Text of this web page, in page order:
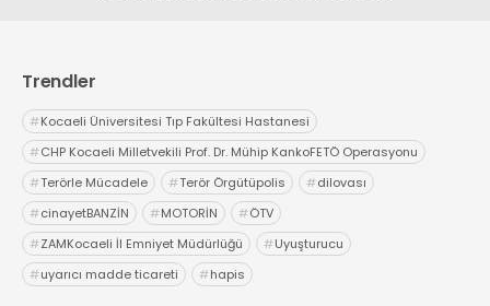
Trendler
#Kocaeli Üniversitesi Tıp Fakültesi Hastanesi
#CHP Kocaeli Milletvekili Prof. Dr. Mühip KankoFETÖ Operasyonu
#Terörle Mücadele #Terör Örgütüpolis #dilovası
#cinayetBANZİN #MOTORİN #ÖTV
#ZAMKocaeli İl Emniyet Müdürlüğü #Uyuşturucu
#uyarıcı madde ticareti #hapis